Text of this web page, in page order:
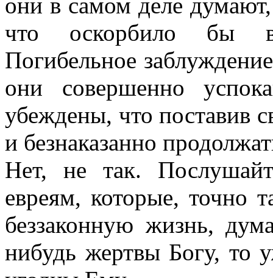
что оскорбило бы
Погибельное
они совершенно
убеждены, что поставив
и безнаказанно
Нет, не так.
евреям, которые, точно
беззаконную жизнь,
нибудь жертвы Богу, то